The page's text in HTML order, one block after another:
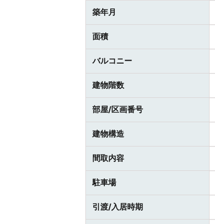
築年月
面積
バルコニー
建物階数
部屋/区画番号
建物構造
間取内容
駐車場
引渡/入居時期